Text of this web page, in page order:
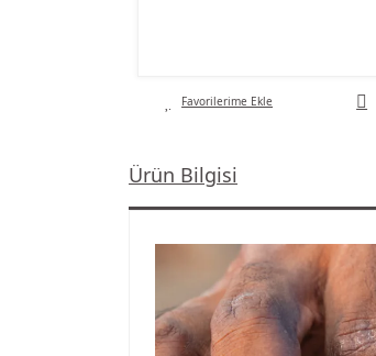
Ürün Bilgisi